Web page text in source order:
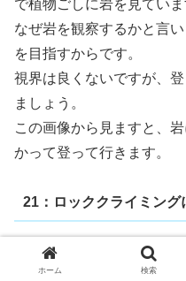
で植物ごしに岩を見ていま
なぜ岩を観察するかと言
を目指すからです。
視界は良くないですが、
ましょう。
この画像から見ますと、
かって登って行きます。
21：ロッククライミング
ホーム 検索